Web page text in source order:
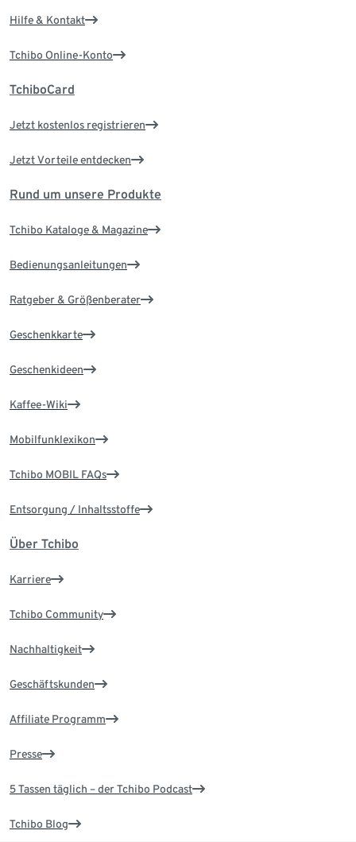
Hilfe & Kontakt
Tchibo Online-Konto
TchiboCard
Jetzt kostenlos registrieren
Jetzt Vorteile entdecken
Rund um unsere Produkte
Tchibo Kataloge & Magazine
Bedienungsanleitungen
Ratgeber & Größenberater
Geschenkkarte
Geschenkideen
Kaffee-Wiki
Mobilfunklexikon
Tchibo MOBIL FAQs
Entsorgung / Inhaltsstoffe
Über Tchibo
Karriere
Tchibo Community
Nachhaltigkeit
Geschäftskunden
Affiliate Programm
Presse
5 Tassen täglich – der Tchibo Podcast
Tchibo Blog